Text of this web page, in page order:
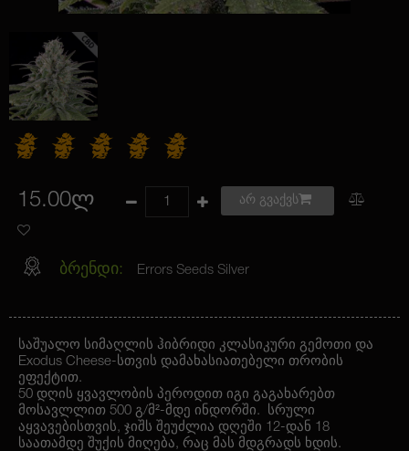
15.00ლ არ გვაქვს
ბრენდი: Errors Seeds Silver
საშუალო სიმაღლის ჰიბრიდი კლასიკური გემოთი და
Exodus Cheese-სთვის დამახასიათებელი თრობის
ეფექტით.
50 დღის ყვავლობის პეროდით იგი გაგახარებთ
მოსავლლით 500 გ/მ²-მდე ინდორში. სრული
აყვავებისთვის, ჯიშს შეუძლია დღეში 12-დან 18
საათამდე შუქის მიღება, რაც მას მდგრადს ხდის.